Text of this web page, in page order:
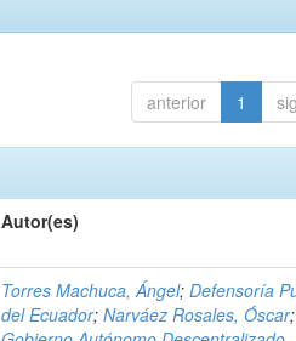
anterior 1
Autor(es)
Torres Machuca, Ángel;Defensoría
del Ecuador;Narváez Rosales, Óscar;